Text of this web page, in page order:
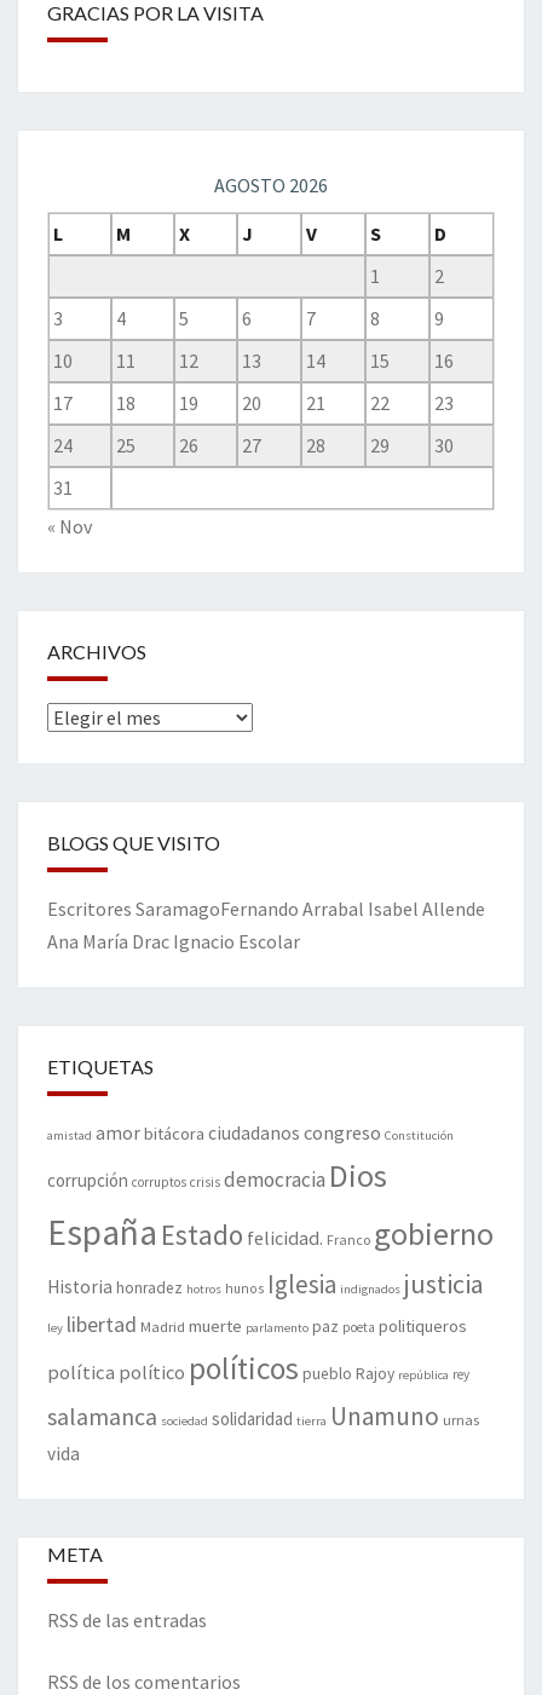
GRACIAS POR LA VISITA
AGOSTO 2026
L
M X J V S
D
1
2
3
4 5 6 7 8
9
10
11 12 13 14 15
16
17
18 19 20 21 22
23
24
25 26 27 28 29
30
31
« Nov
ARCHIVOS
Archivos
BLOGS QUE VISITO
Escritores SaramagoFernando Arrabal Isabel Allende
Ana María Drac Ignacio Escolar
ETIQUETAS
amistad amorbitácora ciudadanos congreso Constitución
corrupción corruptos crisis democracia Dios
España Estado felicidad. Franco gobierno
Historia honradez hotros hunos Iglesia indignados justicia
ley libertad Madrid muerte parlamento paz poeta politiqueros
política político políticos pueblo Rajoy república rey
salamanca sociedad solidaridad tierra Unamuno urnas
vida
META
RSS de las entradas
RSS de los comentarios